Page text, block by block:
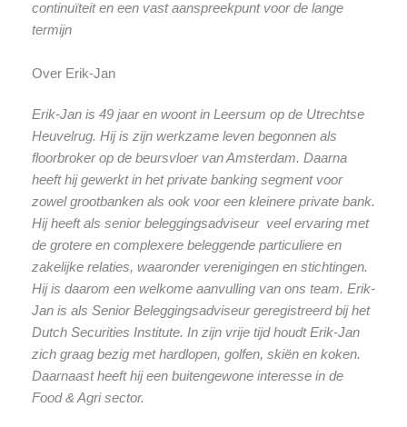
continuïteit en een vast aanspreekpunt voor de lange
termijn
Over Erik-Jan
Erik-Jan is 49 jaar en woont in Leersum op de Utrechtse
Heuvelrug. Hij is zijn werkzame leven begonnen als
floorbroker op de beursvloer van Amsterdam. Daarna
heeft hij gewerkt in het private banking segment voor
zowel grootbanken als ook voor een kleinere private bank.
Hij heeft als senior beleggingsadviseur veel ervaring met
de grotere en complexere beleggende particuliere en
zakelijke relaties, waaronder verenigingen en stichtingen.
Hij is daarom een welkome aanvulling van ons team. Erik-
Jan is als Senior Beleggingsadviseur geregistreerd bij het
Dutch Securities Institute. In zijn vrije tijd houdt Erik-Jan
zich graag bezig met hardlopen, golfen, skiën en koken.
Daarnaast heeft hij een buitengewone interesse in de
Food & Agri sector.